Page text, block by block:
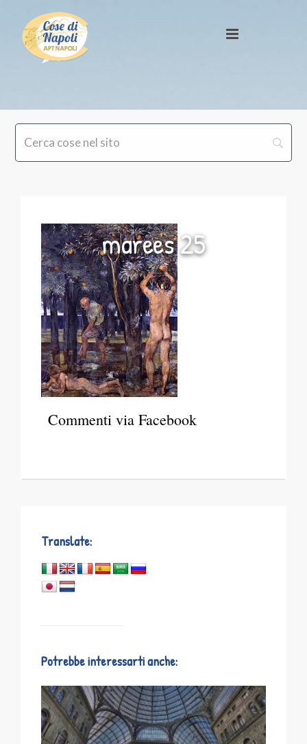
marees 25
Commenti via Facebook
Translate:
Potrebbe interessarti anche: